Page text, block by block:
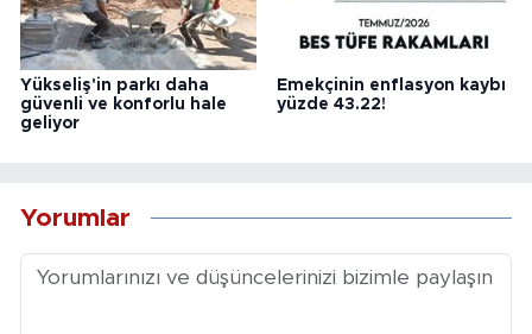
Yükseliş'in parkı daha
güvenli ve konforlu hale
geliyor
Emekçinin enflasyon kaybı
yüzde 43.22!
Yorumlar